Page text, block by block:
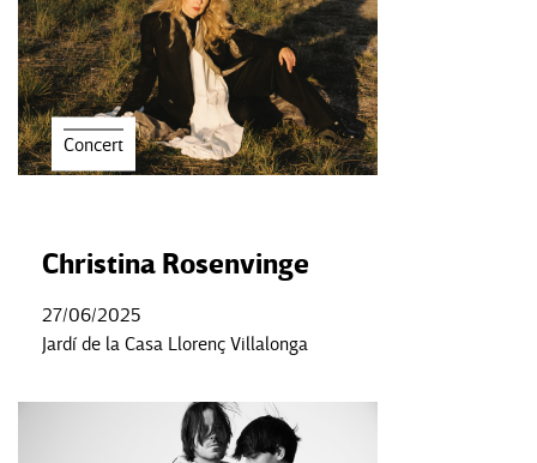
Concert
Christina Rosenvinge
27/06/2025
Jardí de la Casa Llorenç Villalonga